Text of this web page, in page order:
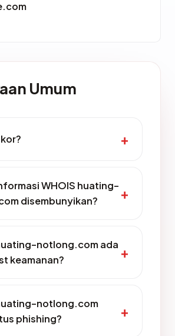
Umum
WHOIS huating-
disembunyikan?
notlong.com ada
keamanan?
notlong.com
phishing?